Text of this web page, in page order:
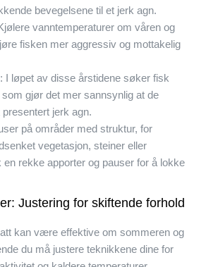
bevegelsene til et jerk agn.
vanntemperaturer om våren og
fisken mer aggressiv og mottakelig
I løpet av disse årstidene søker fisk
gjør det mer sannsynlig at de
jerk agn.
på områder med struktur, for
vegetasjon, steiner eller
en rekke apporter og pauser for å lokke
Justering for skiftende forhold
kan være effektive om sommeren og
du må justere teknikkene dine for